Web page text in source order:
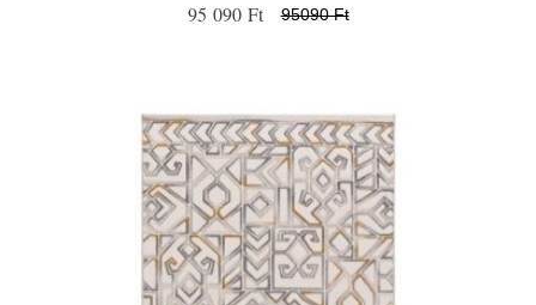
95 090 Ft 95090 Ft